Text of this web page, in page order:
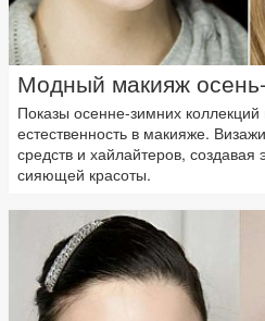
Модный макияж
Показы осенне-зимних коллекций
естественность в макияже.
средств и хайлайтеров,
сияющей красоты.